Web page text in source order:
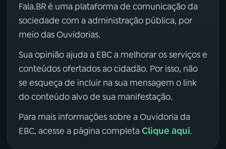
Fala.BR é uma plataforma de comunicação da
sociedade com a administração pública, por
meio das Ouvidorias.
Sua opinião ajuda a EBC a melhorar os serviços e
conteúdos ofertados ao cidadão. Por isso, não
se esqueça de incluir na sua mensagem o link
do conteúdo alvo de sua manifestação.
Para mais informações sobre a Ouvidoria da
EBC, acesse a página completa Clique aqui.